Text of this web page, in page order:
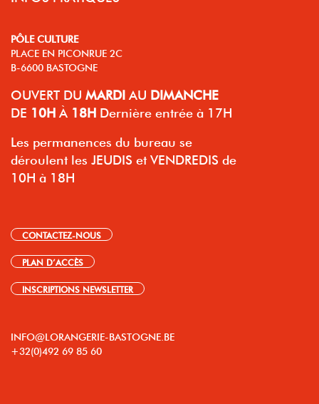
PÔLE CULTURE
PLACE EN PICONRUE 2C
B-6600 BASTOGNE
OUVERT DU MARDI AU DIMANCHE
DE 10H À 18H Dernière entrée à 17H
Les permanences du bureau se
déroulent les JEUDIS et VENDREDIS de
10H à 18H
CONTACTEZ-NOUS
PLAN D’ACCÈS
INSCRIPTIONS NEWSLETTER
INFO@LORANGERIE-BASTOGNE.BE
+32(0)492 69 85 60